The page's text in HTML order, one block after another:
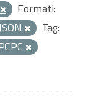
Formati:
Tag: